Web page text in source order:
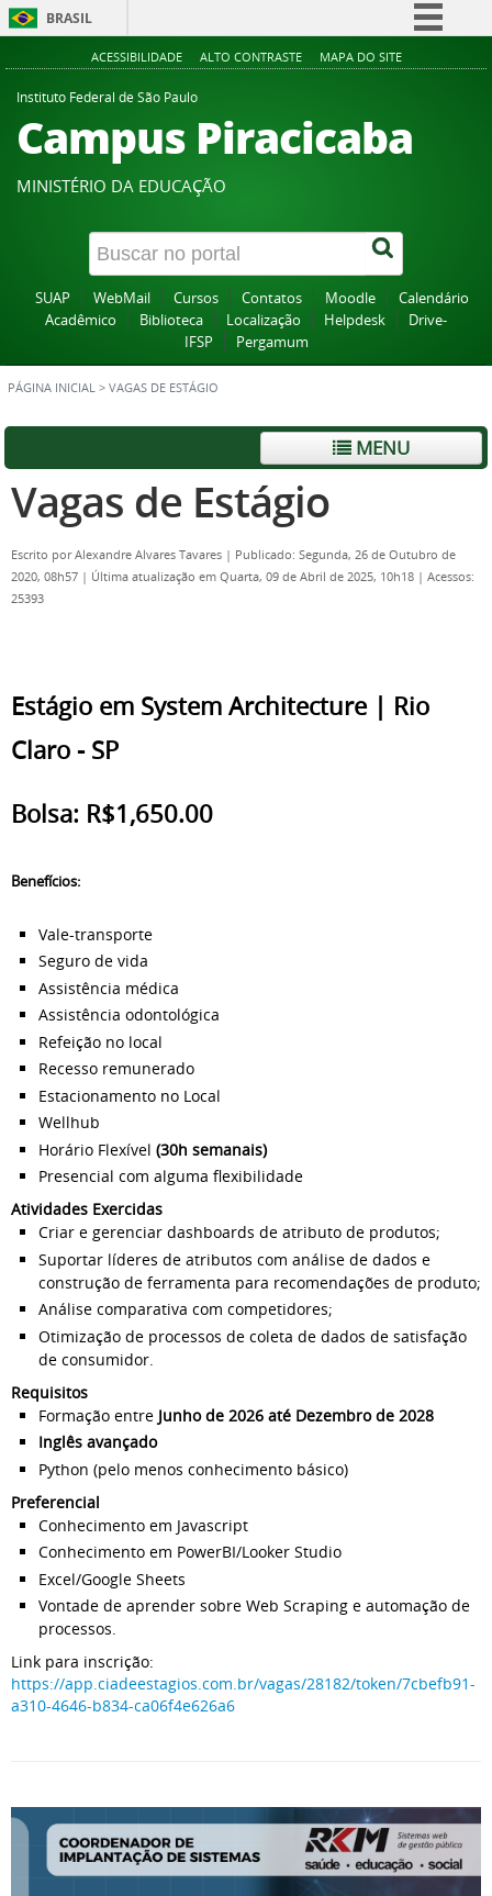
BRASIL
Simplifique!
Participe
Acesso à informação
Canais
ACESSIBILIDADE ALTO CONTRASTE MAPA DO SITE
Instituto Federal de São Paulo
Campus Piracicaba
MINISTÉRIO DA EDUCAÇÃO
SUAP WebMail Cursos Contatos Moodle
Calendário
Acadêmico
Biblioteca Localização Helpdesk
Drive-
IFSP
Pergamum
PÁGINA INICIAL > VAGAS DE ESTÁGIO
MENU
Vagas de Estágio
Escrito porAlexandre Alvares Tavares | Publicado: Segunda, 26 de Outubro de
2020, 08h57 | Última atualização em Quarta, 09 de Abril de 2025, 10h18 | Acessos:
25393
Estágio em System Architecture | Rio
Claro - SP
Bolsa: R$1,650.00
Benefícios:
Vale-transporte
Seguro de vida
Assistência médica
Assistência odontológica
Refeição no local
Recesso remunerado
Estacionamento no Local
Wellhub
Horário Flexível (30h semanais)
Presencial com alguma flexibilidade
Atividades Exercidas
Criar e gerenciar dashboards de atributo de produtos;
Suportar líderes de atributos com análise de dados e
construção de ferramenta para recomendações de produto;
Análise comparativa com competidores;
Otimização de processos de coleta de dados de satisfação
de consumidor.
Requisitos
Formação entre Junho de 2026 até Dezembro de 2028
Inglês avançado
Python (pelo menos conhecimento básico)
Preferencial
Conhecimento em Javascript
Conhecimento em PowerBI/Looker Studio
Excel/Google Sheets
Vontade de aprender sobre Web Scraping e automação de
processos.
Link para inscrição:
https://app.ciadeestagios.com.br/vagas/28182/token/7cbefb91-
a310-4646-b834-ca06f4e626a6